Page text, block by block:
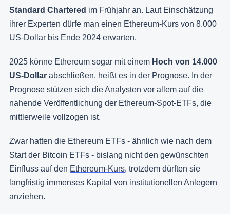
Standard Chartered im Frühjahr an. Laut Einschätzung
ihrer Experten dürfe man einen Ethereum-Kurs von 8.000
US-Dollar bis Ende 2024 erwarten.
2025 könne Ethereum sogar mit einem Hoch von 14.000
US-Dollar abschließen, heißt es in der Prognose. In der
Prognose stützen sich die Analysten vor allem auf die
nahende Veröffentlichung der Ethereum-Spot-ETFs, die
mittlerweile vollzogen ist.
Zwar hatten die Ethereum ETFs - ähnlich wie nach dem
Start der Bitcoin ETFs - bislang nicht den gewünschten
Einfluss auf den Ethereum-Kurs, trotzdem dürften sie
langfristig immenses Kapital von institutionellen Anlegern
anziehen.